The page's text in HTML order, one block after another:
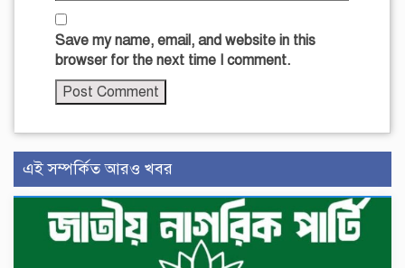
Save my name, email, and website in this
browser for the next time I comment.
এই সম্পর্কিত আরও খবর